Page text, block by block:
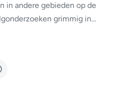
in andere gebieden op de
grimmig in…